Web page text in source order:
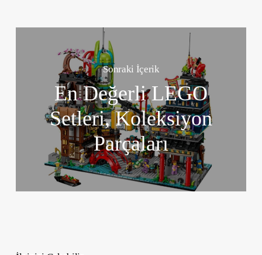
Sonraki İçerik
En Değerli LEGO
Setleri, Koleksiyon
Parçaları